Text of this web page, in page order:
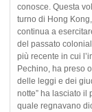
conosce. Questa
turno di Hong
continua a
del passato
più recente in cui
Pechino, ha preso
delle leggi e dei
notte” ha lasciato il
quale regnavano